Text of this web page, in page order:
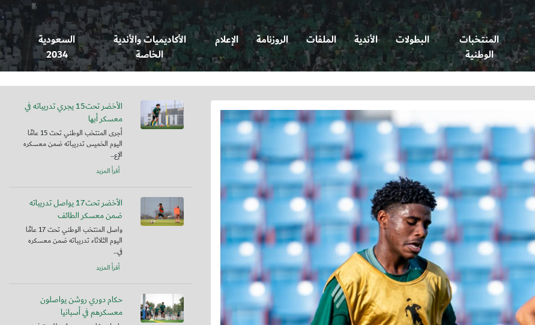
المنتخبات
الوطنية
البطولات الأندية الملفات الروزنامة الإعلام
الأكاديميات والأندية
الخاصة
السعودية
2034
الأخضر تحت15 يجري تدريباته في
معسكر أبها
أجرى المنتخب الوطني تحت 15 عامًا
اليوم الخميس تدريباته ضمن معسكره
الإع...
أقرأ المزيد
الأخضر تحت17 يواصل تدريباته
ضمن معسكر الطائف
واصل المنتخب الوطني تحت 17 عامًا
اليوم الثلاثاء تدريباته ضمن معسكره
في...
أقرأ المزيد
حكام دوري روشن يواصلون
معسكرهم في أسبانيا